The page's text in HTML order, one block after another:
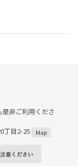
非ご利用くださ
丁目2-25
Map